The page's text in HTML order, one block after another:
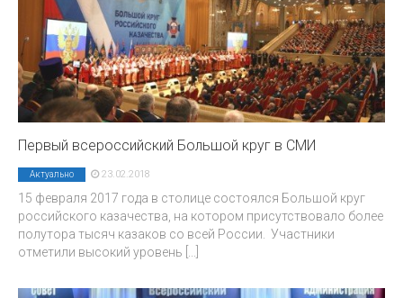
Первый всероссийский Большой круг в СМИ
Актуально 23.02.2018
15 февраля 2017 года в столице состоялся Большой круг
российского казачества, на котором присутствовало более
полутора тысяч казаков со всей России. Участники
отметили высокий уровень [...]